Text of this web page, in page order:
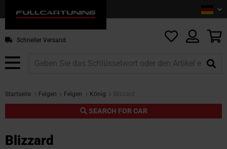
Schneller Versand
Startseite Felgen Felgen König
SEARCH FOR CAR
Blizzard